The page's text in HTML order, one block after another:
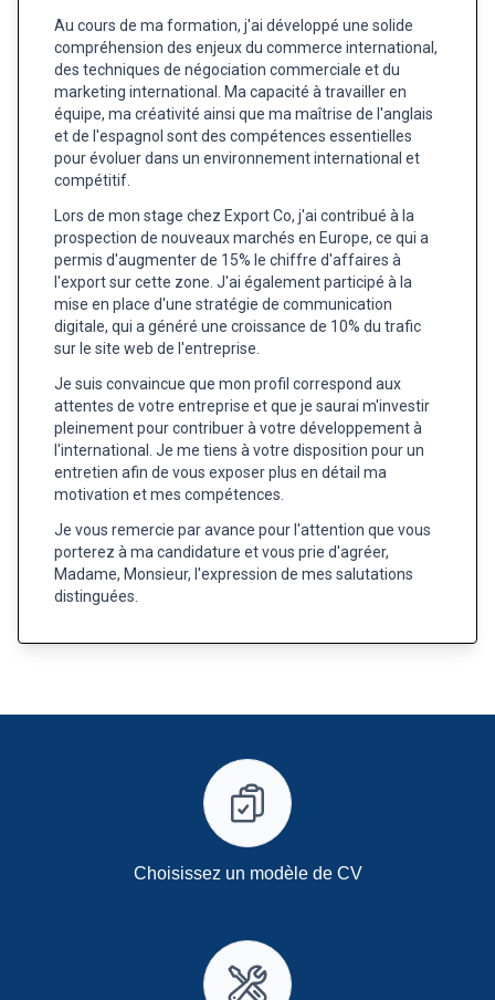
Au cours de ma formation, j'ai développé une solide
compréhension des enjeux du commerce international,
des techniques de négociation commerciale et du
marketing international. Ma capacité à travailler en
équipe, ma créativité ainsi que ma maîtrise de l'anglais
et de l'espagnol sont des compétences essentielles
pour évoluer dans un environnement international et
compétitif.
Lors de mon stage chez Export Co, j'ai contribué à la
prospection de nouveaux marchés en Europe, ce qui a
permis d'augmenter de 15% le chiffre d'affaires à
l'export sur cette zone. J'ai également participé à la
mise en place d'une stratégie de communication
digitale, qui a généré une croissance de 10% du trafic
sur le site web de l'entreprise.
Je suis convaincue que mon profil correspond aux
attentes de votre entreprise et que je saurai m'investir
pleinement pour contribuer à votre développement à
l'international. Je me tiens à votre disposition pour un
entretien afin de vous exposer plus en détail ma
motivation et mes compétences.
Je vous remercie par avance pour l'attention que vous
porterez à ma candidature et vous prie d'agréer,
Madame, Monsieur, l'expression de mes salutations
distinguées.
Choisissez un modèle de CV